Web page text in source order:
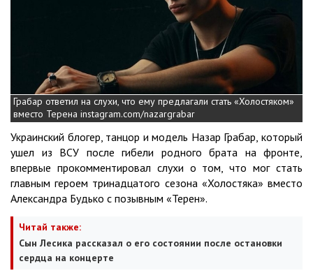
Грабар ответил на слухи, что ему предлагали стать «Холостяком»
вместо Терена instagram.com/nazargrabar
Украинский блогер, танцор и модель Назар Грабар, который
ушел из ВСУ после гибели родного брата на фронте,
впервые прокомментировал слухи о том, что мог стать
главным героем тринадцатого сезона «Холостяка» вместо
Александра Будько с позывным «Терен».
Читай также:
Сын Лесика рассказал о его состоянии после остановки
сердца на концерте